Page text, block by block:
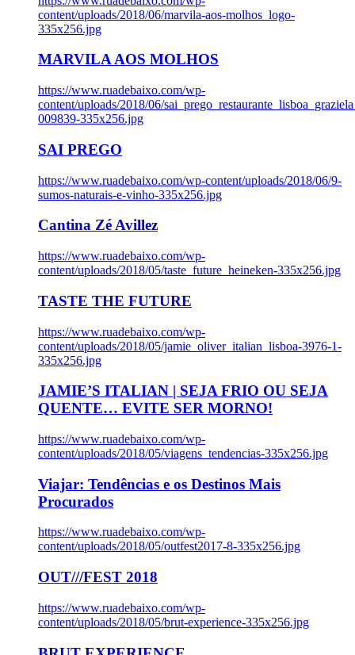
content/uploads/2018/06/marvila-aos-molhos_logo-
335x256.jpg
MARVILA AOS MOLHOS
https://www.ruadebaixo.com/wp-
content/uploads/2018/06/
009839-335x256.jpg
SAI PREGO
https://www.ruadebaixo.com/wp-content/uploads/2018/06/9-
sumos-naturais-e-vinho-335x256.jpg
Cantina Zé Avillez
https://www.ruadebaixo.com/wp-
content/uploads/2018/05/taste_future_heineken-335x256.jpg
TASTE THE FUTURE
https://www.ruadebaixo.com/wp-
content/uploads/2018/05/jamie_oliver_italian_lisboa-3976-1-
335x256.jpg
JAMIE’S ITALIAN | SEJA FRIO OU SEJA
QUENTE… EVITE SER MORNO!
https://www.ruadebaixo.com/wp-
content/uploads/2018/05/viagens_tendencias-335x256.jpg
Viajar: Tendências e os Destinos Mais
Procurados
https://www.ruadebaixo.com/wp-
content/uploads/2018/05/outfest2017-8-335x256.jpg
OUT///FEST 2018
https://www.ruadebaixo.com/wp-
content/uploads/2018/05/brut-experience-335x256.jpg